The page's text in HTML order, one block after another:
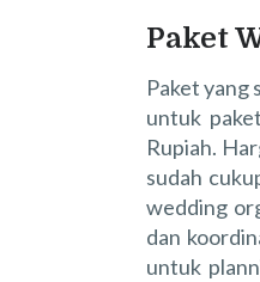
Paket
Paket yang
untuk
Rupiah.
sudah
wedding
dan
untuk